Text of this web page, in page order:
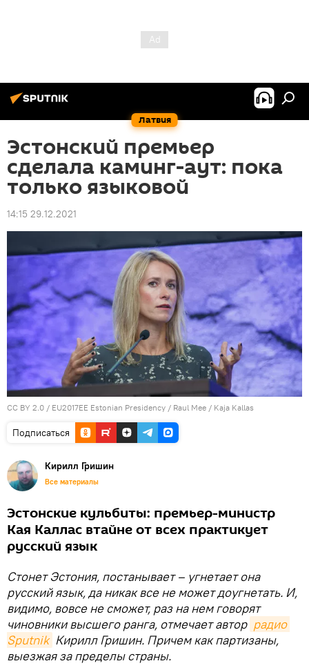
Латвия
Эстонский премьер
сделала каминг-аут: пока
только языковой
14:15 29.12.2021
CC BY 2.0 / EU2017EE Estonian Presidency / Raul Mee / Kaja Kallas
Подписаться
Кирилл Гришин
Все материалы
Эстонские кульбиты: премьер-министр
Кая Каллас втайне от всех практикует
русский язык
Стонет Эстония, постанывает – угнетает она
русский язык, да никак все не может доугнетать. И,
видимо, вовсе не сможет, раз на нем говорят
чиновники высшего ранга, отмечает автор радио
Sputnik Кирилл Гришин. Причем как партизаны,
выезжая за пределы страны.